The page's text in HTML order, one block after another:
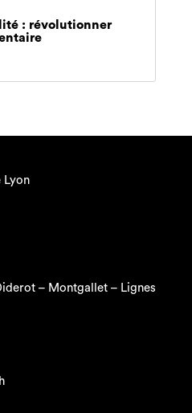
: révolutionner
Lyon
– Montgallet – Lignes